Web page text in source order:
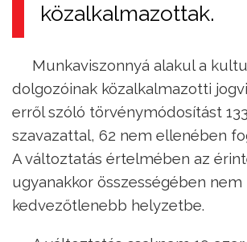
közalkalmazottak.
Munkaviszonnyá alakul a
dolgozóinak közalkalmazotti
erről szóló törvénymódosítást
szavazattal, 62 nem ellenében
A változtatás értelmében az
ugyanakkor összességében
kedvezőtlenebb helyzetbe.